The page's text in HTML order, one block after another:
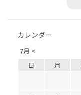
カレンダー
7月 <
日 月